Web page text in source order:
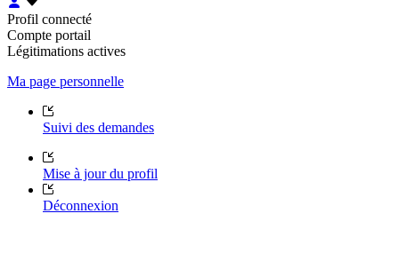
Profil connecté
Compte portail
Légitimations actives
Ma page personnelle
Suivi des demandes
Mise à jour du profil
Déconnexion